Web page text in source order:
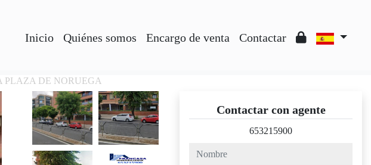
Inicio Quiénes somos Encargo de venta Contactar
PLAZA DE NORUEGA
Contactar con agente
653215900
nombre